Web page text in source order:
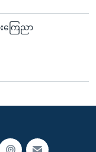
းကြေညာ